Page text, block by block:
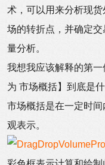
术，可以用来分析现
场的转折点，并确定
量分析。
我想我应该解释的第
为 市场概括】到底是
市场概括是在一定时
观表示。